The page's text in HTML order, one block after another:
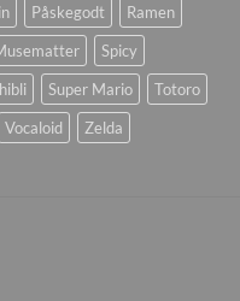
Påskegodt
Ramen
Spicy
Super Mario
Totoro
Vocaloid Zelda